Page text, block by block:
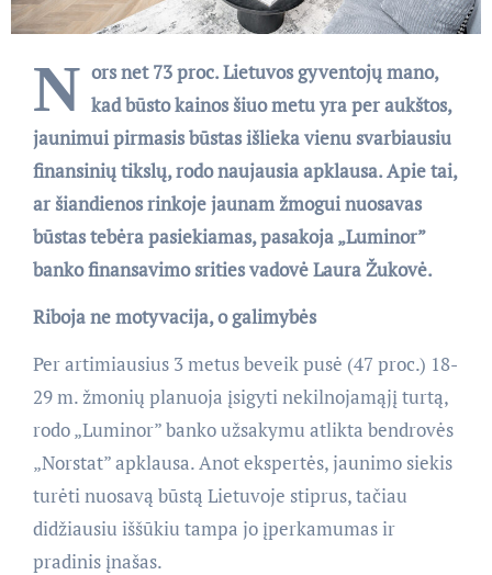
N ors net 73 proc. Lietuvos gyventojų mano,
kad būsto kainos šiuo metu yra per aukštos,
jaunimui pirmasis būstas išlieka vienu svarbiausiu
finansinių tikslų, rodo naujausia apklausa. Apie tai,
ar šiandienos rinkoje jaunam žmogui nuosavas
būstas tebėra pasiekiamas, pasakoja „Luminor”
banko finansavimo srities vadovė Laura Žukovė.
Riboja ne motyvacija, o galimybės
Per artimiausius 3 metus beveik pusė (47 proc.) 18-
29 m. žmonių planuoja įsigyti nekilnojamąjį turtą,
rodo „Luminor” banko užsakymu atlikta bendrovės
„Norstat” apklausa. Anot ekspertės, jaunimo siekis
turėti nuosavą būstą Lietuvoje stiprus, tačiau
didžiausiu iššūkiu tampa jo įperkamumas ir
pradinis įnašas.